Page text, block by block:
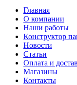
Главная
О компании
Наши работы
Конструктор
Новости
Статьи
Оплата и
Магазины
Контакты